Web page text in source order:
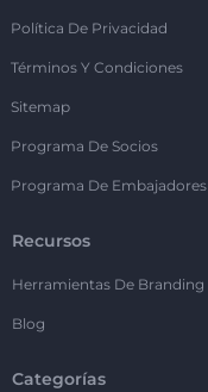
Política De Privacidad
Términos Y Condiciones
Sitemap
Programa De Socios
Programa De Embajadores
Recursos
Herramientas De Branding
Blog
Categorías